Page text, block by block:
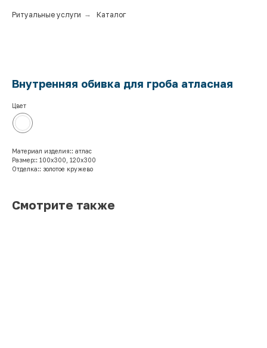
Ритуальные услуги → Каталог
Внутренняя обивка для гроба атласная
Цвет
Материал изделия:: атлас
Размер:: 100х300, 120х300
Отделка:: золотое кружево
Смотрите также